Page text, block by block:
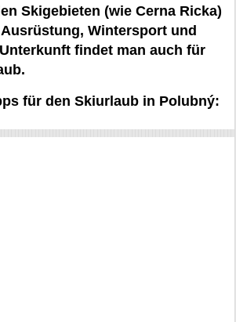
Skigebieten (wie Cerna Ricka)
Wintersport und
findet man auch für
für den Skiurlaub in Polubný: